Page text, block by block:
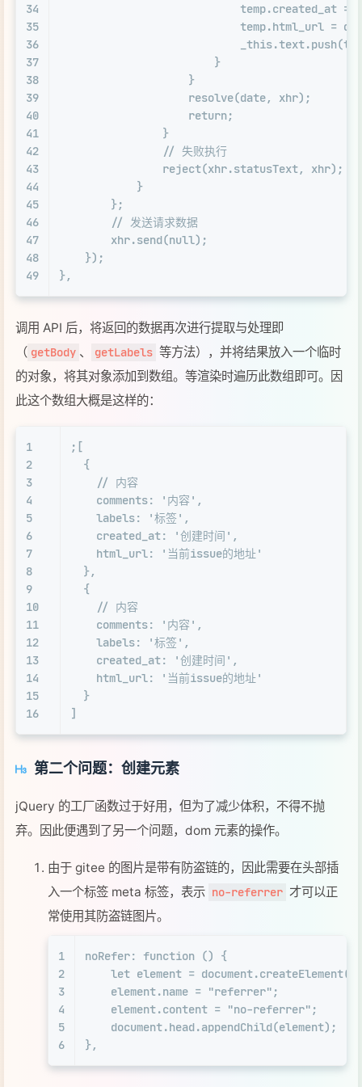
34
35
36
37
38
39
40
41
42
43
44
45
46
47
48
49
                            temp.
created_at =
                            temp.
html_url =
                            _this.
text.push
                        }
                    }
resolve(date, xhr);
return;
                }
// 失败执行
reject(xhr.statusText, xhr);
            }
        };
// 发送请求数据
        xhr.
send(null);
    });
},
调用 API 后，将返回的数据再次进行提取与处理即
（ getBody 、 getLabels 等方法），并将结果放入一个临时
的对象，将其对象添加到数组。等渲染时遍历此数组即可。因
此这个数组大概是这样的：
1
2
3
4
5
6
7
8
9
10
11
12
13
14
15
16
;[
  {
// 内容
comments: '内容' ,
labels: '标签' ,
created_at: '创建时间' ,
html_url:
'当前issue的地址'
  },
  {
// 内容
comments: '内容' ,
labels: '标签' ,
created_at: '创建时间' ,
html_url:
'当前issue的地址'
  }
]
第二个问题：创建元素
jQuery 的工厂函数过于好用，但为了减少体积，不得不抛
弃。因此便遇到了另一个问题，dom 元素的操作。
由于 gitee 的图片是带有防盗链的，因此需要在头部插
入一个标签 meta 标签，表示 no-referrer 才可以正
常使用其防盗链图片。
1
2
3
4
5
6
noRefer: function () {
let element = document.createElement(
    element.
name = "referrer" ;
    element.
content = "no-referrer" ;
document.head.appendChild(element);
},